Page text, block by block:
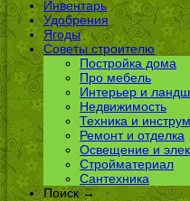
Инвентарь
Удобрения
Ягоды
Советы строителю
Постройка дома
Про мебель
Интерьер и
Недвижимость
Техника и
Ремонт и отделка
Освещение и
Стройматериал
Сантехника
Поиск →